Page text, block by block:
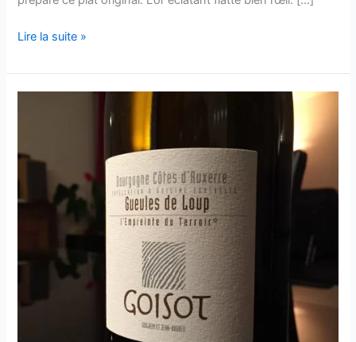
Pouilly-
–
Verget
Lire la suite »